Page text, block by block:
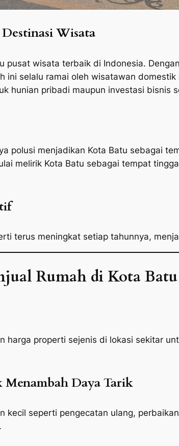
Wisata
pusat wisata terbaik di Indonesia.
ini selalu ramai oleh wisatawan
hunian pribadi maupun investasi bisnis
polusi menjadikan Kota Batu sebagai
melirik Kota Batu sebagai tempat
terus meningkat setiap tahunnya,
Rumah di Kota Batu
harga properti sejenis di lokasi sekitar
Menambah Daya Tarik
kecil seperti pengecatan ulang,